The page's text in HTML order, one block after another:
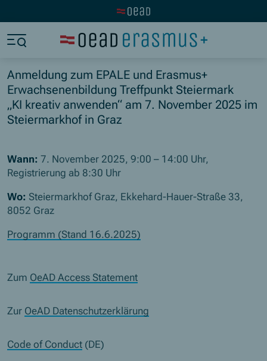
Anmeldung zum EPALE und Erasmus+
Erwachsenenbildung Treffpunkt Steiermark
„KI kreativ anwenden“ am 7. November 2025 im
Steiermarkhof in Graz
Wann:7. November 2025, 9:00 – 14:00 Uhr,
Registrierung ab 8:30 Uhr
Wo: Steiermarkhof Graz, Ekkehard-Hauer-Straße 33,
8052 Graz
Programm (Stand 16.6.2025)
Zum OeAD Access Statement
Zur OeAD Datenschutzerklärung
Code of Conduct (DE)